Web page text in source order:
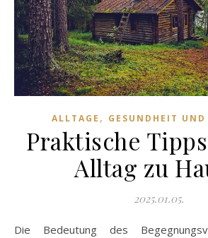
ALLTAGE , GESUNDHEIT UND
Praktische
Alltag zu
2025.01.05.
Die Bedeutung des Begegnungsverkehrs für den